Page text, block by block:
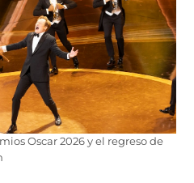
Oscar 2026 y el regreso de